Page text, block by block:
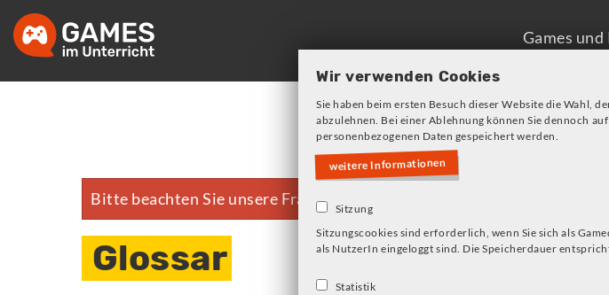
Skip
to
main
navigation
Games
Error
message
Bitte beachten Sie unsere Frage zu Cookies!
Glossar
Wir verwenden Cookies
Sie haben beim ersten Besuch dieser Website die Wahl,
abzulehnen. Bei einer Ablehnung können Sie dennoch
personenbezogenen Daten gespeichert werden.
weitere Informationen
Sitzung
Sitzungscookies sind erforderlich, wenn Sie sich als
als NutzerIn eingeloggt sind. Die Speicherdauer
Statistik